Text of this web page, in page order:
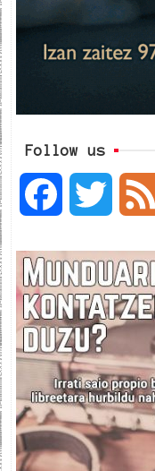
Follow us
c
e
b
o
o
i
t
t
e